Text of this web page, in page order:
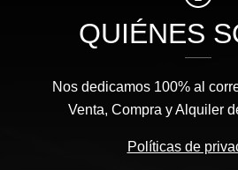
QUIÉNES
Nos dedicamos 100% al
Venta, Compra y Alquiler
Políticas de